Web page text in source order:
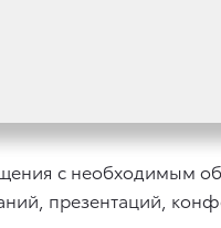
с необходимым
презентаций,